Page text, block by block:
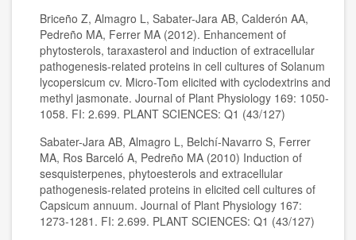
Briceño Z, Almagro L, Sabater-Jara AB, Calderón AA,
Pedreño MA, Ferrer MA (2012). Enhancement of
phytosterols, taraxasterol and induction of extracellular
pathogenesis-related proteins in cell cultures of Solanum
lycopersicum cv. Micro-Tom elicited with cyclodextrins and
methyl jasmonate. Journal of Plant Physiology 169: 1050-
1058. FI: 2.699. PLANT SCIENCES: Q1 (43/127)
Sabater-Jara AB, Almagro L, Belchí-Navarro S, Ferrer
MA, Ros Barceló A, Pedreño MA (2010) Induction of
sesquisterpenes, phytoesterols and extracellular
pathogenesis-related proteins in elicited cell cultures of
Capsicum annuum. Journal of Plant Physiology 167:
1273-1281. FI: 2.699. PLANT SCIENCES: Q1 (43/127)